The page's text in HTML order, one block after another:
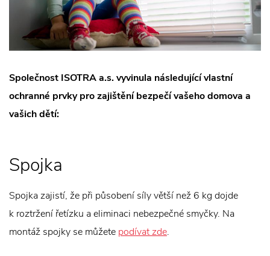
Společnost ISOTRA a.s. vyvinula následující vlastní
ochranné prvky pro zajištění bezpečí vašeho domova a
vašich dětí:
Spojka
Spojka zajistí, že při působení síly větší než 6 kg dojde
k roztržení řetízku a eliminaci nebezpečné smyčky. Na
montáž spojky se můžete podívat zde.